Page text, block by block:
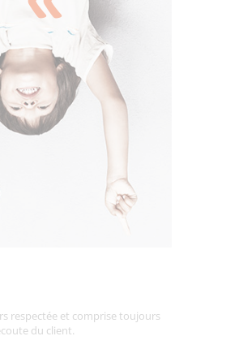
respectée et comprise toujours
du client.